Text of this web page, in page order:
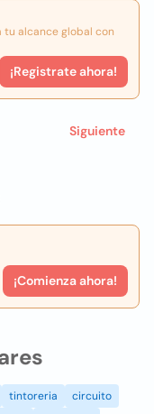
¡Comienza ahora!
alcance global con
¡Registrate ahora!
Siguiente
tintoreria
circuito